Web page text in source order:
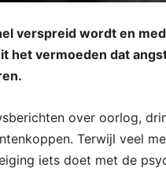
verspreid wordt en
het vermoeden dat
over oorlog,
Terwijl veel
iets doet met de